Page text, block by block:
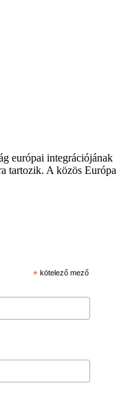
európai integrációjának
tartozik. A közös Európa
* kötelező mező